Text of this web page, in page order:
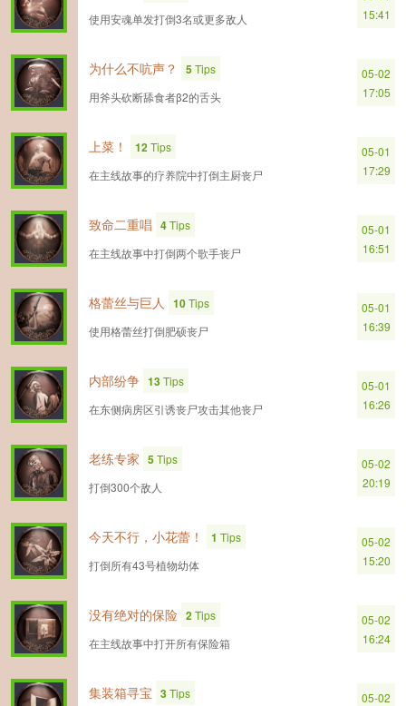
使用安魂单发打倒3名或更多敌人
15:41
为什么不吭声？ 5Tips
用斧头砍断舔食者β2的舌头
05-02
17:05
上菜！ 12Tips
在主线故事的疗养院中打倒主厨丧尸
05-01
17:29
致命二重唱 4Tips
在主线故事中打倒两个歌手丧尸
05-01
16:51
格蕾丝与巨人 10Tips
使用格蕾丝打倒肥硕丧尸
05-01
16:39
内部纷争 13Tips
在东侧病房区引诱丧尸攻击其他丧尸
05-01
16:26
老练专家 5Tips
打倒300个敌人
05-02
20:19
今天不行，小花蕾！ 1 Tips
打倒所有43号植物幼体
05-02
15:20
没有绝对的保险 2Tips
在主线故事中打开所有保险箱
05-02
16:24
集装箱寻宝 3Tips
05-02